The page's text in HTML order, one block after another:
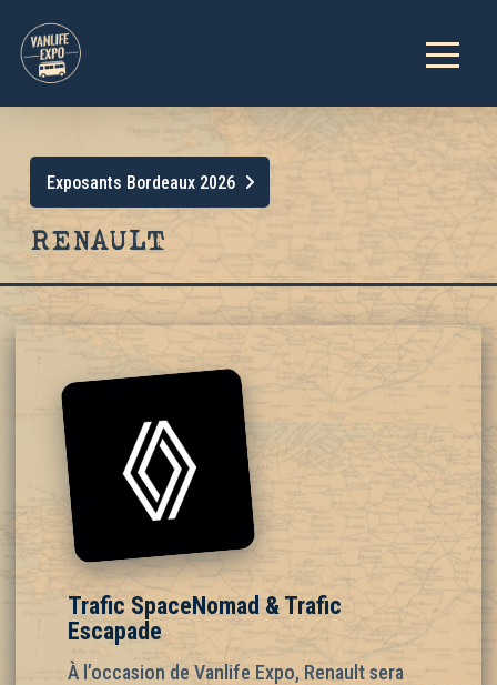
Exposants Bordeaux 2026
RENAULT
Trafic SpaceNomad & Trafic
Escapade
À l’occasion de Vanlife Expo, Renault sera